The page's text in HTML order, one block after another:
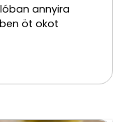
annyira
öt okot